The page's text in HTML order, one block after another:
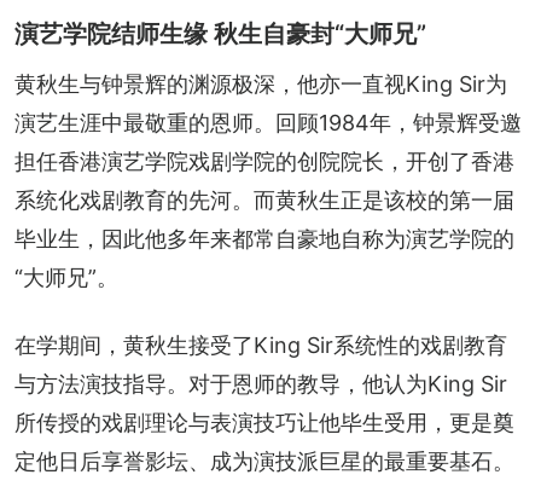
演艺学院结师生缘 秋生自豪封“大师兄”
黄秋生与钟景辉的渊源极深，他亦一直视King Sir为
演艺生涯中最敬重的恩师。回顾1984年，钟景辉受邀
担任香港演艺学院戏剧学院的创院院长，开创了香港
系统化戏剧教育的先河。而黄秋生正是该校的第一届
毕业生，因此他多年来都常自豪地自称为演艺学院的
“大师兄”。
在学期间，黄秋生接受了King Sir系统性的戏剧教育
与方法演技指导。对于恩师的教导，他认为King Sir
所传授的戏剧理论与表演技巧让他毕生受用，更是奠
定他日后享誉影坛、成为演技派巨星的最重要基石。